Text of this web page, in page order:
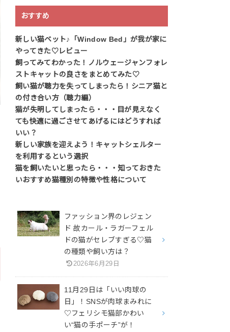
おすすめ
新しい猫ベット♪「Window Bed」が我が家に
やってきた♡レビュー
飼ってみてわかった！ノルウェージャンフォレ
ストキャットの良さをまとめてみた♡
飼い猫が聴力を失ってしまったら！シニア猫と
の付き合い方（聴力編）
猫が失明してしまったら・・・目が見えなく
ても快適に過ごさせてあげるにはどうすれば
いい？
新しい家族を迎えよう！キャットシェルター
を利用するという選択
猫を飼いたいと思ったら・・・知っておきた
いおすすめ猫種別の特徴や性格について
ファッション界のレジェン
ド 故カール・ラガーフェル
ドの猫がセレブすぎる♡猫
の種類や飼い方は？
2026年6月29日
11月29日は「いい肉球の
日」！SNSが肉球まみれに
♡フェリシモ猫部かわい
い“猫の手ポーチ”が！